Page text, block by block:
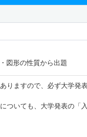
図形の性質から出題
りますので、必ず大学発
ついても、大学発表の「